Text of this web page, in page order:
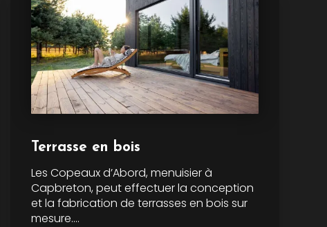
Terrasse en bois
Les Copeaux d’Abord, menuisier à
Capbreton, peut effectuer la conception
et la fabrication de terrasses en bois sur
mesure....